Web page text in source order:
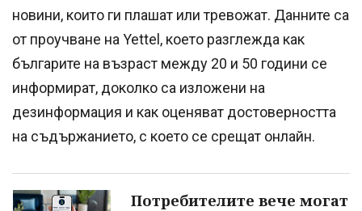
новини, които ги плашат или тревожат. Данните са
от проучване на Yettel, което разглежда как
българите на възраст между 20 и 50 години се
информират, доколко са изложени на
дезинформация и как оценяват достоверността
на съдържанието, с което се срещат онлайн.
Потребителите вече могат